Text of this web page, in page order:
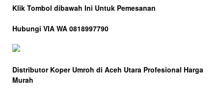
Klik Tombol dibawah Ini Untuk Pemesanan
Hubungi VIA WA 0818997790
Distributor Koper Umroh di Aceh Utara Profesional Harga
Murah